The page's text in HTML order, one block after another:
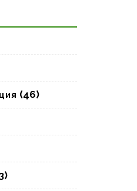
(46)